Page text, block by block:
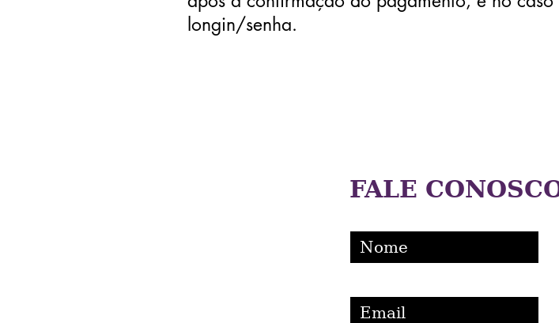
longin/senha.
FALE